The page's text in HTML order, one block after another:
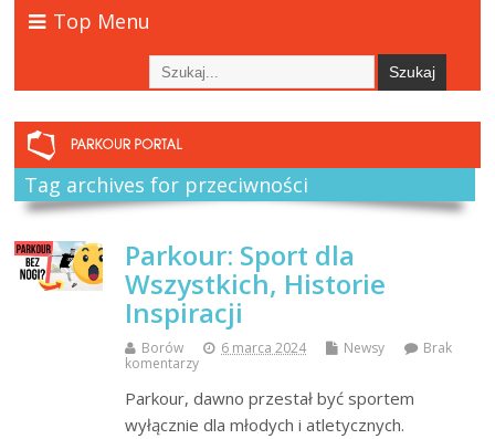
Top Menu
Tag archives for przeciwności
Parkour: Sport dla
Wszystkich, Historie
Inspiracji
Borów 6 marca 2024 Newsy
Brak
komentarzy
Parkour, dawno przestał być sportem
wyłącznie dla młodych i atletycznych.